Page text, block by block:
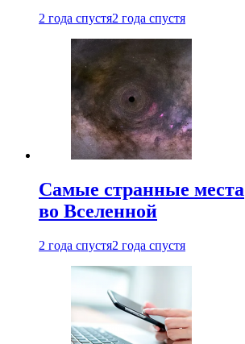
2 года спустя2 года спустя
Самые странные места
во Вселенной
2 года спустя2 года спустя